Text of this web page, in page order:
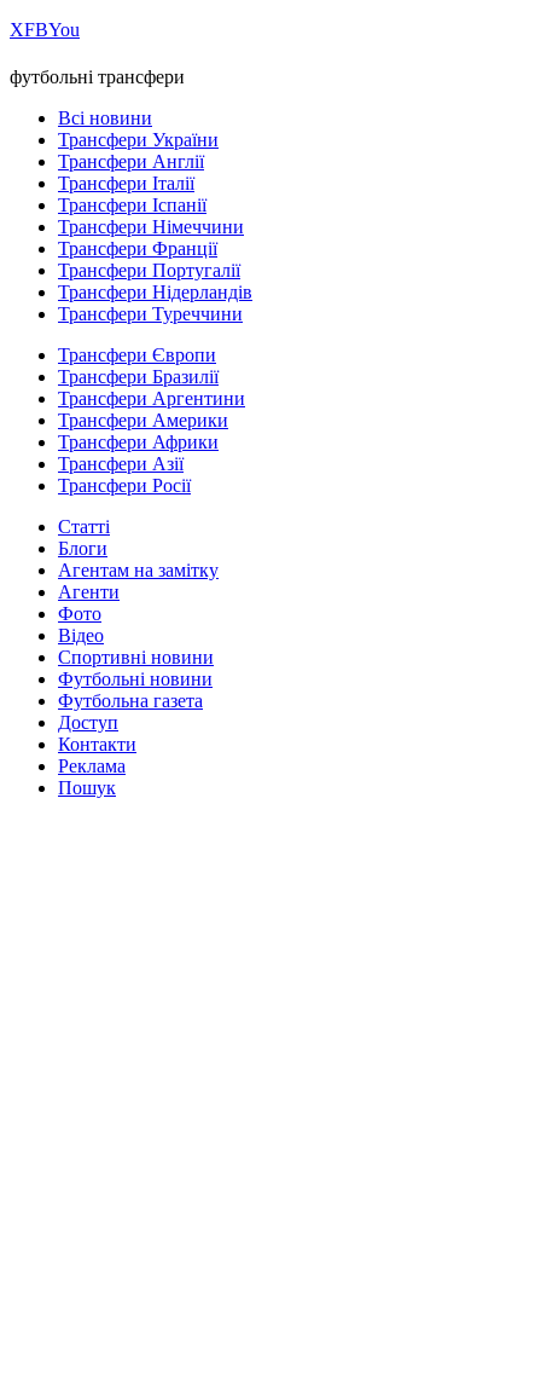
ХFBYou
футбольні трансфери
Всі новини
Трансфери України
Трансфери Англії
Трансфери Італії
Трансфери Іспанії
Трансфери Німеччини
Трансфери Франції
Трансфери Португалії
Трансфери Нідерландів
Трансфери Туреччини
Трансфери Європи
Трансфери Бразилії
Трансфери Аргентини
Трансфери Америки
Трансфери Африки
Трансфери Азії
Трансфери Росії
Статті
Блоги
Агентам на замітку
Агенти
Фото
Відео
Спортивні новини
Футбольні новини
Футбольна газета
Доступ
Контакти
Реклама
Пошук